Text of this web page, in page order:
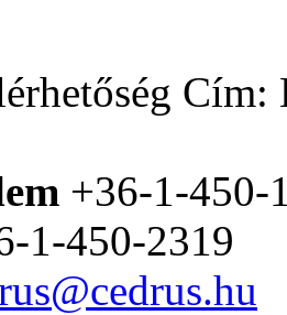
Cím:
+36-1-450-
1-450-2319